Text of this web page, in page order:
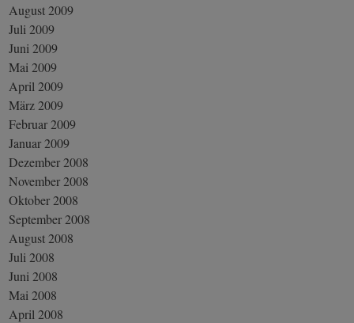
August 2009
Juli 2009
Juni 2009
Mai 2009
April 2009
März 2009
Februar 2009
Januar 2009
Dezember 2008
November 2008
Oktober 2008
September 2008
August 2008
Juli 2008
Juni 2008
Mai 2008
April 2008